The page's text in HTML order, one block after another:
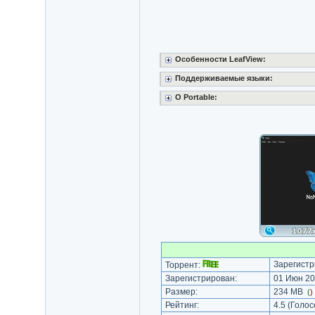
Особенности LeafView:
Поддерживаемые языки:
O Portable:
Торрент:
Зарегистрирован:
01 Июн
Размер:
234 MB ()
Рейтинг: 4.5